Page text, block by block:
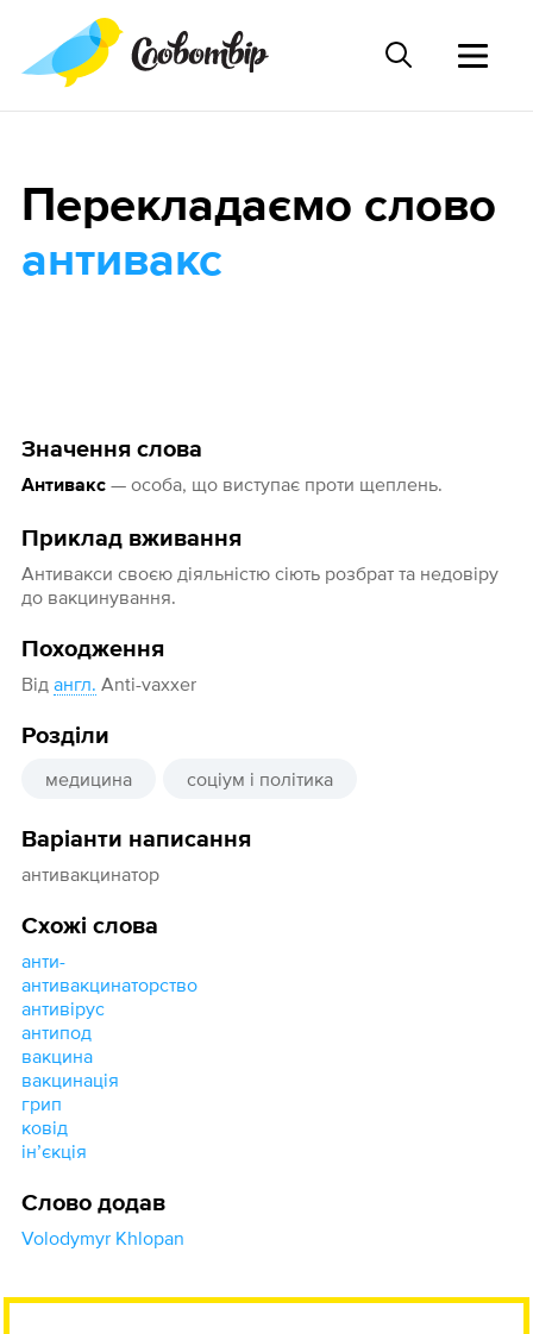
Значення слова
Антивакс— особа, що виступає проти щеплень.
Приклад вживання
Антивакси своєю діяльністю сіють розбрат та недовіру
до вакцинування.
Походження
Від англ. Anti-vaxxer
Розділи
медицина соціум і політика
Варіанти написання
антивакцинатор
Схожі слова
анти-
антивакцинаторство
антивірус
антипод
вакцина
вакцинація
грип
ковід
інʼєкція
Слово додав
Volodymyr Khlopan
Перекладаємо слово
антивакс